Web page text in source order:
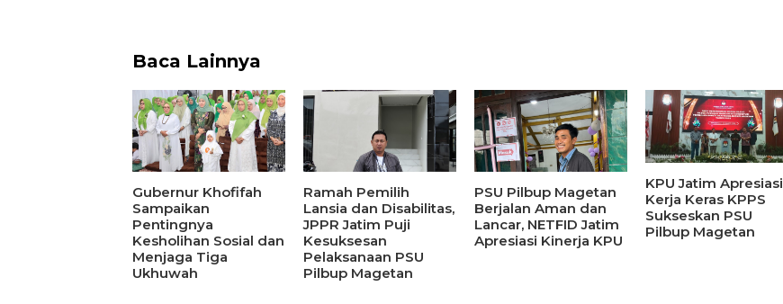
Baca Lainnya
Gubernur Khofifah
Sampaikan
Pentingnya
Kesholihan Sosial dan
Menjaga Tiga
Ukhuwah
Ramah Pemilih
Lansia dan Disabilitas,
JPPR Jatim Puji
Kesuksesan
Pelaksanaan PSU
Pilbup Magetan
PSU Pilbup Magetan
Berjalan Aman dan
Lancar, NETFID Jatim
Apresiasi Kinerja KPU
KPU Jatim Apresiasi
Kerja Keras KPPS
Sukseskan PSU
Pilbup Magetan